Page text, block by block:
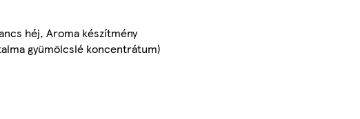
héj, Aroma készítmény
gyümölcslé koncentrátum)